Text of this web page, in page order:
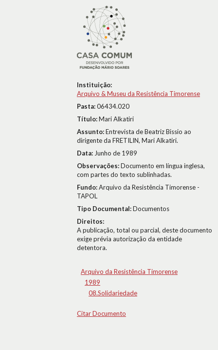
Instituição:
Arquivo & Museu da Resistência Timorense
Pasta:06434.020
Título:Mari Alkatiri
Assunto:Entrevista de Beatriz Bissio ao
dirigente da FRETILIN, Mari Alkatiri.
Data: Junho de 1989
Observações:Documento em língua inglesa,
com partes do texto sublinhadas.
Fundo:Arquivo da Resistência Timorense -
TAPOL
Tipo Documental:Documentos
Direitos:
A publicação, total ou parcial, deste documento
exige prévia autorização da entidade
detentora.
Arquivo da Resistência Timorense
1989
08.Solidariedade
Citar Documento